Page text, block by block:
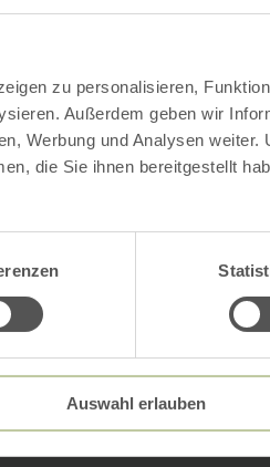
zu personalisieren,
Außerdem geben wir
Werbung und Analysen
die Sie ihnen bereitgestellt
Auswahl erlauben